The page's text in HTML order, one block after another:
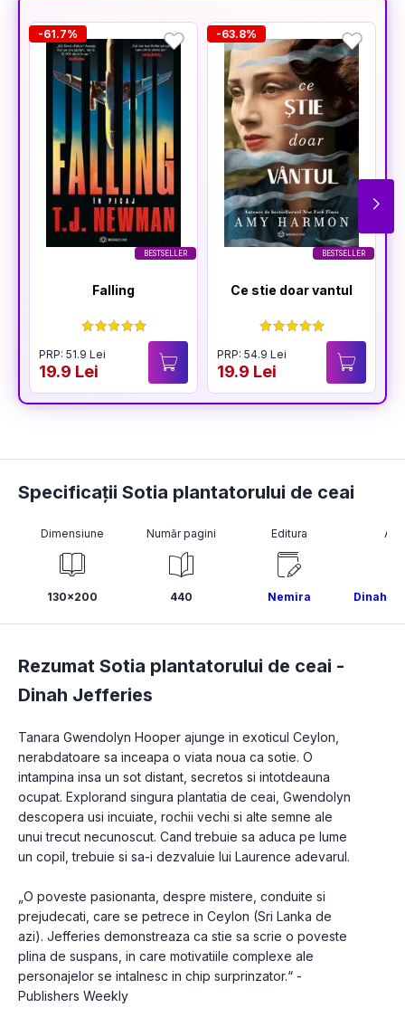
BESTSELLER
-61.7%
Falling
PRP: 51.9 Lei
19.9 Lei
BESTSELLER
-63.8%
Ce stie doar vantul
PRP: 54.9 Lei
19.9 Lei
Specificații Sotia plantatorului de ceai
Dimensiune
130x200
Număr pagini
440
Editura
Nemira Dinah
Rezumat Sotia plantatorului de ceai -
Dinah Jefferies
Tanara Gwendolyn Hooper ajunge in exoticul Ceylon,
nerabdatoare sa inceapa o viata noua ca sotie. O
intampina insa un sot distant, secretos si intotdeauna
ocupat. Explorand singura plantatia de ceai, Gwendolyn
descopera usi incuiate, rochii vechi si alte semne ale
unui trecut necunoscut. Cand trebuie sa aduca pe lume
„O poveste pasionanta, despre mistere, conduite si
prejudecati, care se petrece in Ceylon (Sri Lanka de
azi). Jefferies demonstreaza ca stie sa scrie o poveste
plina de suspans, in care motivatiile complexe ale
personajelor se intalnesc in chip surprinzator.“ -